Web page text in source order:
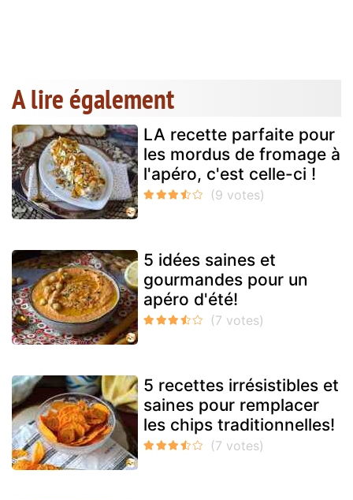
A lire également
LA recette parfaite pour
les mordus de fromage à
l'apéro, c'est celle-ci !
5 idées saines et
gourmandes pour un
apéro d'été!
5 recettes irrésistibles et
saines pour remplacer
les chips traditionnelles!